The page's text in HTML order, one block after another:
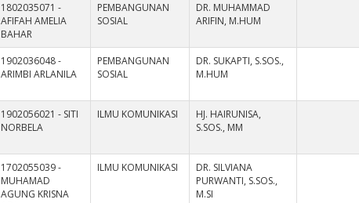
1802035071 -
AFIFAH AMELIA
BAHAR
PEMBANGUNAN
SOSIAL
DR. MUHAMMAD
ARIFIN, M.HUM
1902036048 -
ARIMBI ARLANILA
PEMBANGUNAN
SOSIAL
DR. SUKAPTI, S.SOS.,
M.HUM
1902056021 - SITI
NORBELA
ILMU KOMUNIKASI
HJ. HAIRUNISA,
S.SOS., MM
1702055039 -
MUHAMAD
AGUNG KRISNA
ILMU KOMUNIKASI
DR. SILVIANA
PURWANTI, S.SOS.,
M.SI